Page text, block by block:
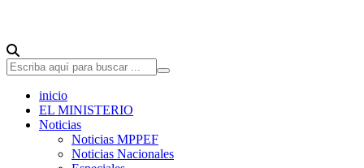
inicio
EL MINISTERIO
Noticias
Noticias MPPEF
Noticias Nacionales